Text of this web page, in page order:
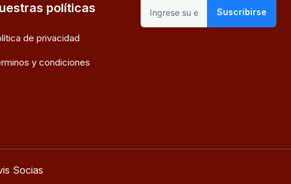
políticas
de privacidad
y condiciones
Suscribirse
Socias